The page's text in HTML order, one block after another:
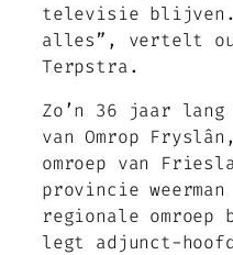
televisie
alles”, vertelt
Terpstra.
Zo’n 36 jaar lang
van Omrop
omroep van
provincie
regionale omroep
legt adjunct-